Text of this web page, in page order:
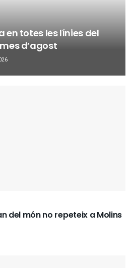
en totes les línies del
d’agost
del món no repeteix a Molins